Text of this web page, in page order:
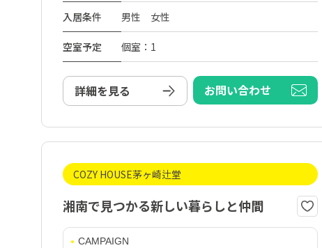
入居条件 男性 女性
空室予定 個室：1
詳細を見る お問い合わせ
COZY HOUSE茅ヶ崎辻堂
湘南で見つかる新しい暮らしと仲間
CAMPAIGN